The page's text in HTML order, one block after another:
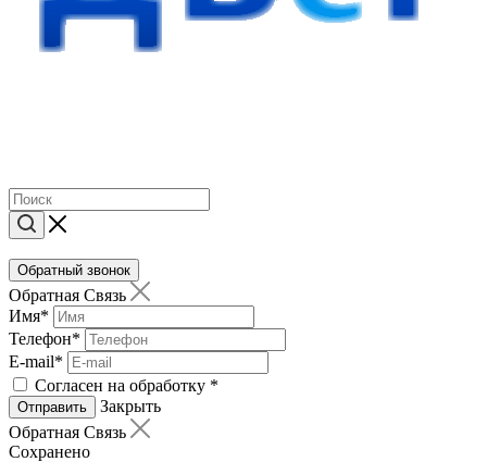
Обратный звонок
Обратная Связь
Имя*
Телефон*
E-mail*
Согласен на обработку *
Отправить
Закрыть
Обратная Связь
Сохранено